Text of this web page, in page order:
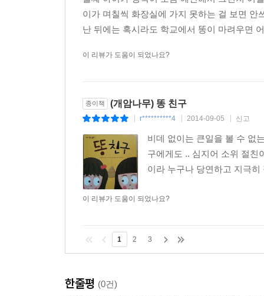
이가 며칠씩 화장실에 가지 못하는 걸 보면
난 뒤에는 혹시라도 학교에서 똥이 마려우면
이 리뷰가 도움이 되었나요?
종이책 (개암나무) 똥 친구
r**********4 2014-09-05 신고
비데 없이는 큰일을 볼 수 없
구에게도 .. 심지어 소위 절친
이라 누구나 당연하고 지극
이 리뷰가 도움이 되었나요?
1 2 3
한줄평 (0건)